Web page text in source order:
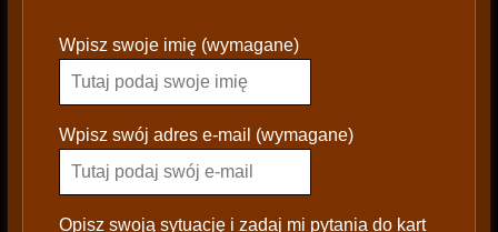
l
a
s
e
Wpisz swoje imię (wymagane)
Wpisz swój adres e-mail (wymagane)
Opisz swoją sytuację i zadaj mi pytania do kart